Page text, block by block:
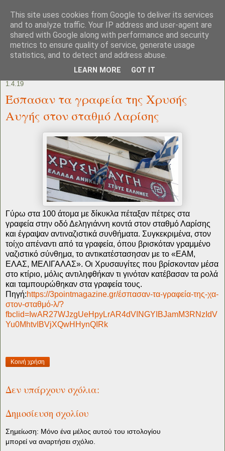
1.4.19
Έσπασαν τα γραφεία της Χρυσής
Αυγής στον σταθμό Λαρίσης
Γύρω στα 100 άτομα με δίκυκλα πέταξαν πέτρες στα
γραφεία στην οδό Δεληγιάννη κοντά στον σταθμό Λαρίσης
και έγραψαν αντιναζιστικά συνθήματα. Συγκεκριμένα, στον
τοίχο απέναντι από τα γραφεία, όπου βρισκόταν γραμμένο
ναζιστικό σύνθημα, το αντικατέστασησαν με το «ΕΑΜ,
ΕΛΑΣ, ΜΕΛΙΓΑΛΑΣ». Οι Χρυσαυγίτες που βρίσκονταν μέσα
στο κτίριο, μόλις αντιληφθήκαν τι γινόταν κατέβασαν τα ρολά
και ταμπουρώθηκαν στα γραφεία τους.
Πηγή:https://3pointmagazine.gr/έσπασαν-τα-γραφεία-της-χα-
στον-σταθμό-λ/?
fbclid=IwAR27WJzgUeHpyLrAR4dVINGYIBJamM3RNzIdV
Yu0MhtvIBVjXQwHHynQIRk
Κοινή χρήση
Δεν υπάρχουν σχόλια:
Δημοσίευση σχολίου
Σημείωση: Μόνο ένα μέλος αυτού του ιστολογίου
μπορεί να αναρτήσει σχόλιο.
This site uses cookies from Google to deliver its services
and to analyze traffic. Your IP address and user-agent are
shared with Google along with performance and security
metrics to ensure quality of service, generate usage
statistics, and to detect and address abuse.
LEARN MORE GOT IT